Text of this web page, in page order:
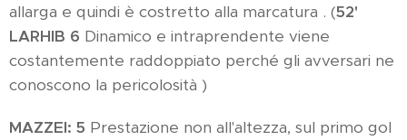
allarga e quindi è costretto alla marcatura . (52'
LARHIB 6 Dinamico e intraprendente viene
costantemente raddoppiato perché gli avversari ne
conoscono la pericolosità )
MAZZEI: 5 Prestazione non all'altezza, sul primo gol